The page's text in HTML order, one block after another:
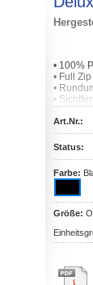
• 100%
• Full Zip
•
•
•
• Ohne
Art.Nr.:
Status:
Farbe:
Größe: